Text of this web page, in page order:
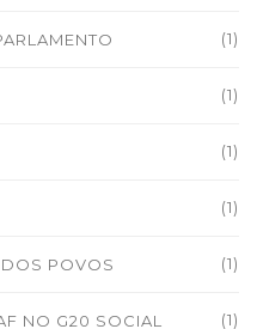
(1)
(1)
(1)
(1)
POVOS (1)
NO G20 SOCIAL (1)